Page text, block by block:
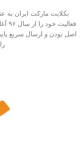
بکلایت مارکت ایران به
اصل بودن و ارسال سریع